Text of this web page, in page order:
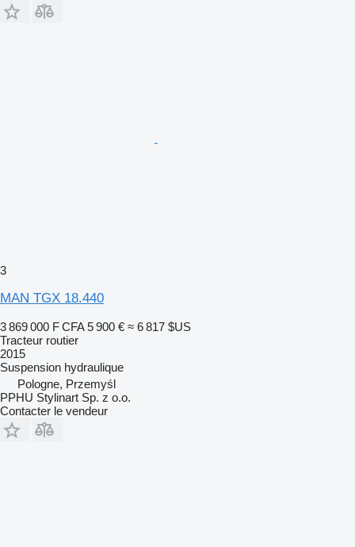
3
MAN TGX 18.440
3 869 000 F CFA 5 900 € ≈ 6 817 $US
Tracteur routier
2015
Suspension hydraulique
Pologne, Przemyśl
PPHU Stylinart Sp. z o.o.
Contacter le vendeur